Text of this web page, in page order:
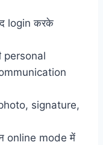
login करके
personal
signature,
online mode में